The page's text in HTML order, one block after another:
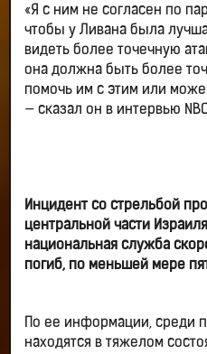
«Я с ним не согласен по
чтобы у Ливана была
видеть более точечную
она должна быть более
помочь им с этим или
— сказал он в интервью
Инцидент со стрельбой
центральной части
национальная служба
погиб, по меньшей мере
По ее информации, среди
находятся в тяжелом